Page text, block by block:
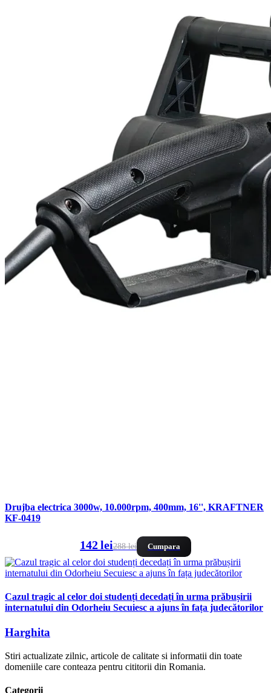
Drujba electrica 3000w, 10.000rpm, 400mm, 16'', KRAFTNER
KF-0419
142 lei288 lei Cumpara
Cazul tragic al celor doi studenți decedați în urma prăbușirii
internatului din Odorheiu Secuiesc a ajuns în fața judecătorilor
Harghita
Stiri actualizate zilnic, articole de calitate si informatii din toate
domeniile care conteaza pentru cititorii din Romania.
Categorii